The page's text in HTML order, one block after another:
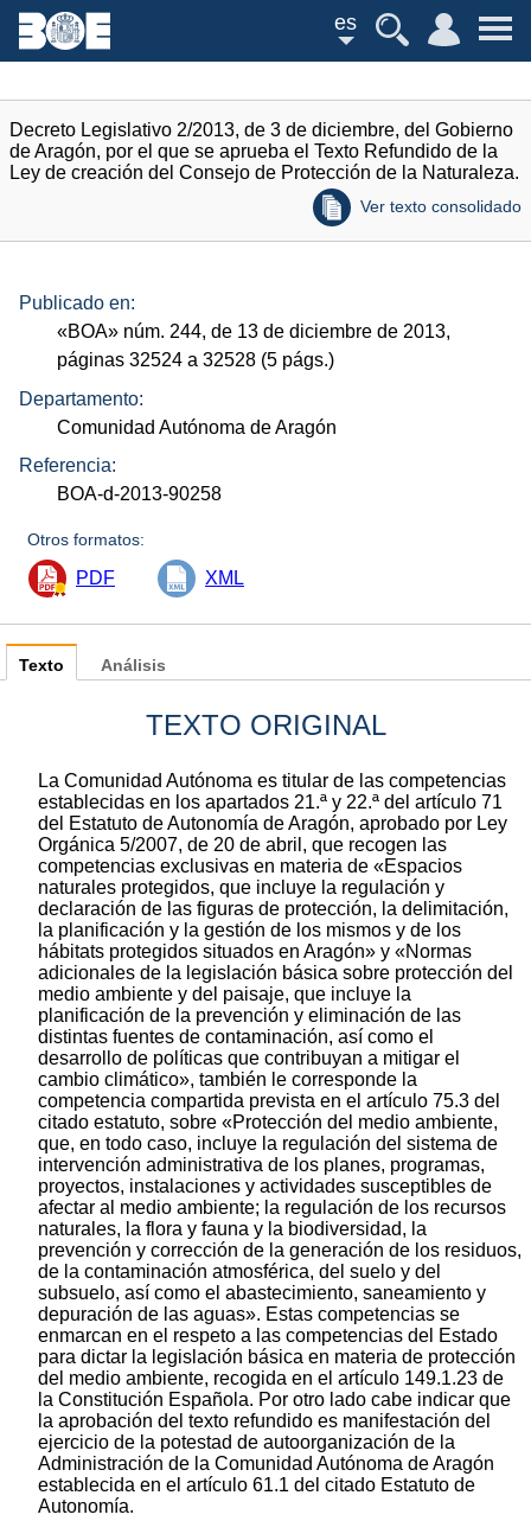
es
Decreto Legislativo 2/2013, de 3 de diciembre, del Gobierno
de Aragón, por el que se aprueba el Texto Refundido de la
Ley de creación del Consejo de Protección de la Naturaleza.
Ver texto consolidado
Publicado en:
«BOA» núm. 244, de 13 de diciembre de 2013,
páginas 32524 a 32528 (5 págs.)
Departamento:
Comunidad Autónoma de Aragón
Referencia:
BOA-d-2013-90258
Otros formatos:
PDF XML
Texto
TEXTO ORIGINAL
La Comunidad Autónoma es titular de las competencias
establecidas en los apartados 21.ª y 22.ª del artículo 71
del Estatuto de Autonomía de Aragón, aprobado por Ley
Orgánica 5/2007, de 20 de abril, que recogen las
competencias exclusivas en materia de «Espacios
naturales protegidos, que incluye la regulación y
declaración de las figuras de protección, la delimitación,
la planificación y la gestión de los mismos y de los
hábitats protegidos situados en Aragón» y «Normas
adicionales de la legislación básica sobre protección del
medio ambiente y del paisaje, que incluye la
planificación de la prevención y eliminación de las
distintas fuentes de contaminación, así como el
desarrollo de políticas que contribuyan a mitigar el
cambio climático», también le corresponde la
competencia compartida prevista en el artículo 75.3 del
citado estatuto, sobre «Protección del medio ambiente,
que, en todo caso, incluye la regulación del sistema de
intervención administrativa de los planes, programas,
proyectos, instalaciones y actividades susceptibles de
afectar al medio ambiente; la regulación de los recursos
naturales, la flora y fauna y la biodiversidad, la
prevención y corrección de la generación de los residuos,
de la contaminación atmosférica, del suelo y del
subsuelo, así como el abastecimiento, saneamiento y
depuración de las aguas». Estas competencias se
enmarcan en el respeto a las competencias del Estado
para dictar la legislación básica en materia de protección
del medio ambiente, recogida en el artículo 149.1.23 de
la Constitución Española. Por otro lado cabe indicar que
la aprobación del texto refundido es manifestación del
ejercicio de la potestad de autoorganización de la
Administración de la Comunidad Autónoma de Aragón
establecida en el artículo 61.1 del citado Estatuto de
Autonomía.
Análisis